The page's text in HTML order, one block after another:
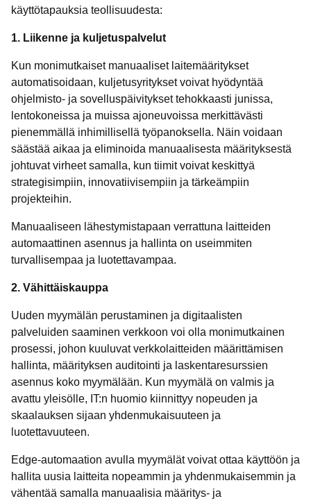
käyttötapauksia teollisuudesta:
1. Liikenne ja kuljetuspalvelut
Kun monimutkaiset manuaaliset laitemääritykset
automatisoidaan, kuljetusyritykset voivat hyödyntää
ohjelmisto- ja sovelluspäivitykset tehokkaasti junissa,
lentokoneissa ja muissa ajoneuvoissa merkittävästi
pienemmällä inhimillisellä työpanoksella. Näin voidaan
säästää aikaa ja eliminoida manuaalisesta määrityksestä
johtuvat virheet samalla, kun tiimit voivat keskittyä
strategisimpiin, innovatiivisempiin ja tärkeämpiin
projekteihin.
Manuaaliseen lähestymistapaan verrattuna laitteiden
automaattinen asennus ja hallinta on useimmiten
turvallisempaa ja luotettavampaa.
2. Vähittäiskauppa
Uuden myymälän perustaminen ja digitaalisten
palveluiden saaminen verkkoon voi olla monimutkainen
prosessi, johon kuuluvat verkkolaitteiden määrittämisen
hallinta, määrityksen auditointi ja laskentaresurssien
asennus koko myymälään. Kun myymälä on valmis ja
avattu yleisölle, IT:n huomio kiinnittyy nopeuden ja
skaalauksen sijaan yhdenmukaisuuteen ja
luotettavuuteen.
Edge-automaation avulla myymälät voivat ottaa käyttöön ja
hallita uusia laitteita nopeammin ja yhdenmukaisemmin ja
vähentää samalla manuaalisia määritys- ja